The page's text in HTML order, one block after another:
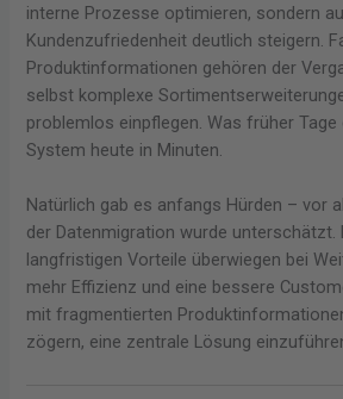
interne Prozesse optimieren, sondern
Kundenzufriedenheit deutlich steigern.
Produktinformationen gehören der
selbst komplexe
problemlos einpflegen. Was früher
System heute in Minuten.
Natürlich gab es anfangs Hürden – vor
der Datenmigration wurde unterschätzt.
langfristigen Vorteile überwiegen bei
mehr Effizienz und eine bessere
mit fragmentierten
zögern, eine zentrale Lösung